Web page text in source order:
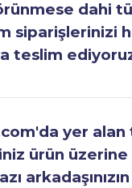
dahi
siparişlerinizi
teslim
yer
ürün